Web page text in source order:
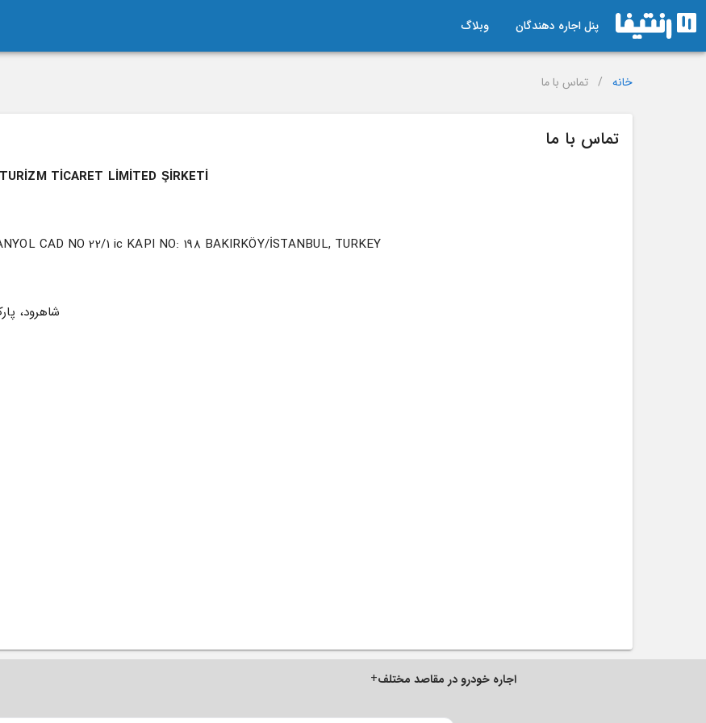
پنل اجاره دهندگان وبلاگ
خانه / تماس با ما
تماس با ما
TİCARET LİMİTED ŞİRKETİ
CAD NO 22/1 ic KAPI NO: 198 BAKIRKÖY/İSTANBUL, TURKEY
شاهرود،
اجاره خودرو در مقاصد مختلف+